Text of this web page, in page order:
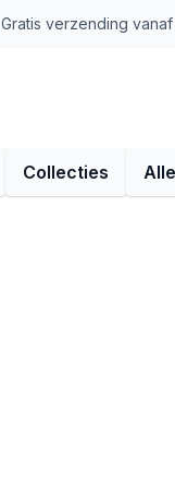
Gratis verzending
Collecties